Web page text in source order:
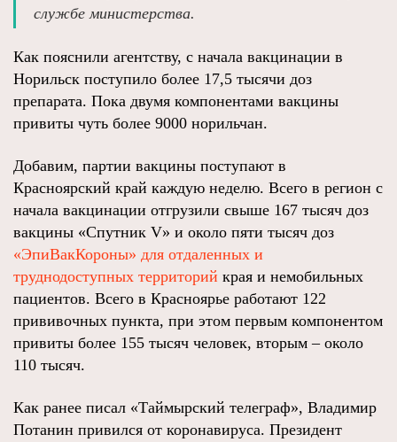
службе министерства.
Как пояснили агентству, с начала вакцинации в
Норильск поступило более 17,5 тысячи доз
препарата. Пока двумя компонентами вакцины
привиты чуть более 9000 норильчан.
Добавим, партии вакцины поступают в
Красноярский край каждую неделю. Всего в регион с
начала вакцинации отгрузили свыше 167 тысяч доз
вакцины «Спутник V» и около пяти тысяч доз
«ЭпиВакКороны» для отдаленных и
труднодоступных территорий края и немобильных
пациентов. Всего в Красноярье работают 122
прививочных пункта, при этом первым компонентом
привиты более 155 тысяч человек, вторым – около
110 тысяч.
Как ранее писал «Таймырский телеграф», Владимир
Потанин привился от коронавируса. Президент